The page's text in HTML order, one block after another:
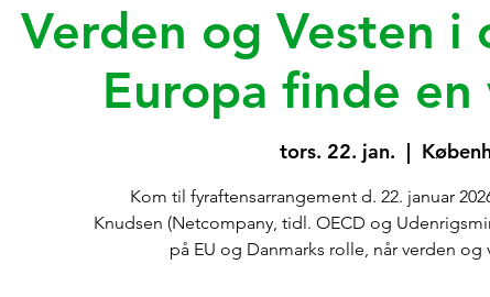
Verden og Vesten i
Europa finde en
tors. 22. jan.
  |
Kom til fyraftensarrangement d. 22. januar
Knudsen (Netcompany, tidl. OECD og
på EU og Danmarks rolle, når verden